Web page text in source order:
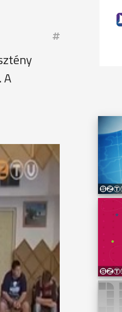
A
után hogyan
hogy
sportnak a
az
is
az
feladatai után